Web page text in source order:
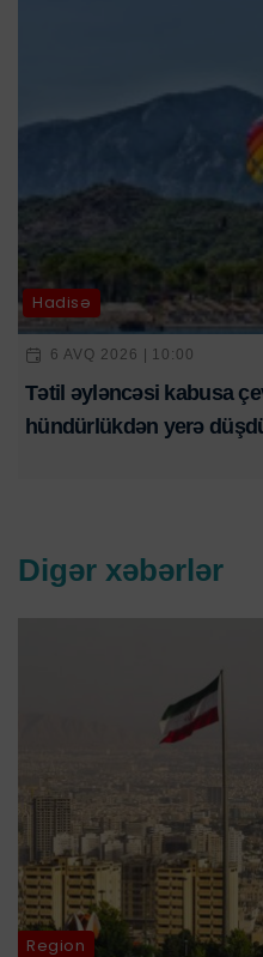
Hadisə
6 AVQ 2026 | 10:00
Tətil əyləncəsi kabusa
hündürlükdən yerə
Digər xəbərlər
Region